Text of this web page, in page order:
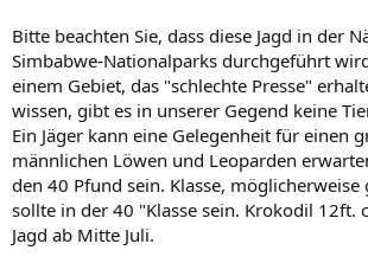
Bitte beachten Sie, dass diese Jagd in der
Simbabwe-Nationalparks durchgeführt
einem Gebiet, das "schlechte Presse"
wissen, gibt es in unserer Gegend keine
Ein Jäger kann eine Gelegenheit für einen
männlichen Löwen und Leoparden
den 40 Pfund sein. Klasse,
sollte in der 40 "Klasse sein. Krokodil 12ft.
Jagd ab Mitte Juli.